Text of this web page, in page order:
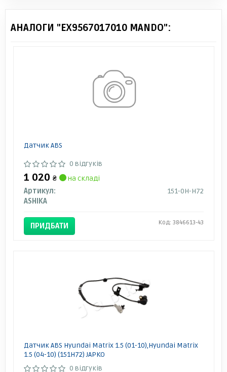
АНАЛОГИ "EX9567017010 MANDO":
Датчик ABS
0 відгуків
1 020 ₴
на складі
Артикул:
151-0H-H72
ASHIKA
ПРИДБАТИ Код: 3846613-43
Датчик ABS Hyundai Matrix 1.5 (01-10),Hyundai Matrix
1.5 (04-10) (151H72) JAPKO
0 відгуків